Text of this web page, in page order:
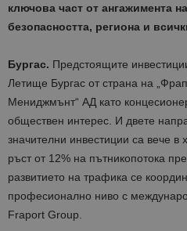
ключова част от ангажимента
безопасността, региона и
Бургас. Предстоящите
Летище Бургас от страна на
Мениджмънт“ АД като
обществен интерес. И двете
значителни инвестиции са вече в
ръст от 12% на пътникопотока
развитието на трафика се
професионално ниво с
Fraport Group.